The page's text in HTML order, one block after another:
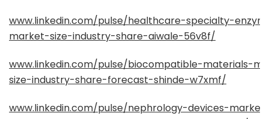
www.linkedin.com/pulse/healthcare-specialty-
market-size-industry-share-aiwale-56v8f/
www.linkedin.com/pulse/biocompatible-materials-
size-industry-share-forecast-shinde-w7xmf/
www.linkedin.com/pulse/nephrology-devices-